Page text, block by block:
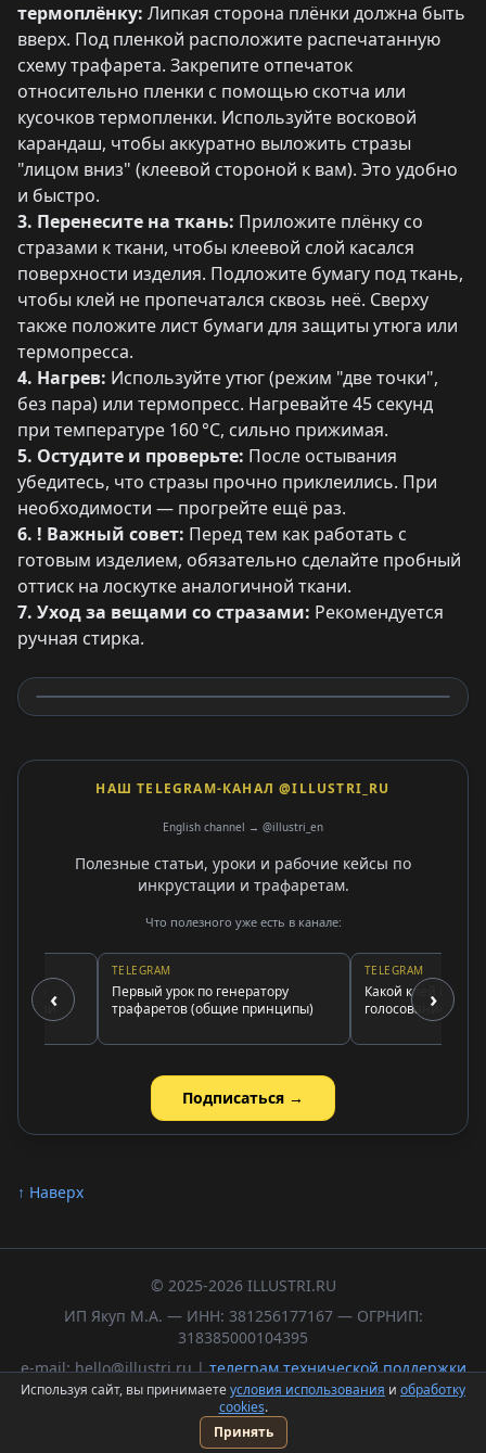
термоплёнку: Липкая сторона плёнки должна быть
вверх. Под пленкой расположите распечатанную
схему трафарета. Закрепите отпечаток
относительно пленки с помощью скотча или
кусочков термопленки. Используйте восковой
карандаш, чтобы аккуратно выложить стразы
"лицом вниз" (клеевой стороной к вам). Это удобно
и быстро.
3. Перенесите на ткань: Приложите плёнку со
стразами к ткани, чтобы клеевой слой касался
поверхности изделия. Подложите бумагу под ткань,
чтобы клей не пропечатался сквозь неё. Сверху
также положите лист бумаги для защиты утюга или
термопресса.
4. Нагрев: Используйте утюг (режим "две точки",
без пара) или термопресс. Нагревайте 45 секунд
при температуре 160 °C, сильно прижимая.
5. Остудите и проверьте: После остывания
убедитесь, что стразы прочно приклеились. При
необходимости — прогрейте ещё раз.
6. ! Важный совет: Перед тем как работать с
готовым изделием, обязательно сделайте пробный
оттиск на лоскутке аналогичной ткани.
7. Уход за вещами со стразами: Рекомендуется
ручная стирка.
НАШ TELEGRAM-КАНАЛ @ILLUSTRI_RU
English channel → @illustri_en
Полезные статьи, уроки и рабочие кейсы по
инкрустации и трафаретам.
Что полезного уже есть в канале:
‹
TELEGRAM
Первый урок по генератору
трафаретов (общие принципы)
TELEGRAM
Какой клей
голосование и
›
Подписаться →
↑ Наверх
© 2025-2026 ILLUSTRI.RU
ИП Якуп М.А. — ИНН: 381256177167 — ОГРНИП:
318385000104395
e-mail: hello@illustri.ru |телеграм технической поддержки
Политика обработки персональных данных
Пользовательское соглашение
Используя сайт, вы принимаетеусловия использования и обработку
cookies.
Принять